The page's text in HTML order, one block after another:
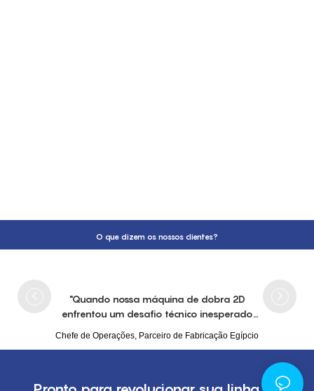
O que dizem os nossos clientes?
Chefe de Operações, Parceiro de Fabricação Egípcio
"Quando nossa máquina de dobra 2D
enfrentou um desafio técnico inesperado
se limitou a solucionar o problema
engenheiro sênior para nossas instalações em
24 horas. Sua expertise resolveu o problema